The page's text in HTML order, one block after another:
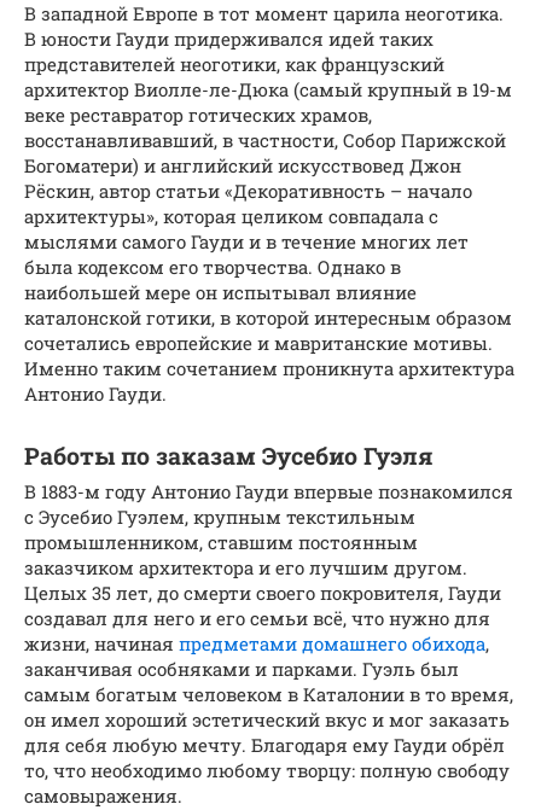
В западной Европе в тот момент царила неоготика.
В юности Гауди придерживался идей таких
представителей неоготики, как французский
архитектор Виолле-ле-Дюка (самый крупный в 19-м
веке реставратор готических храмов,
восстанавливавший, в частности, Собор Парижской
Богоматери) и английский искусствовед Джон
Рёскин, автор статьи «Декоративность – начало
архитектуры», которая целиком совпадала с
мыслями самого Гауди и в течение многих лет
была кодексом его творчества. Однако в
наибольшей мере он испытывал влияние
каталонской готики, в которой интересным образом
сочетались европейские и мавританские мотивы.
Именно таким сочетанием проникнута архитектура
Антонио Гауди.
Работы по заказам Эусебио Гуэля
В 1883-м году Антонио Гауди впервые познакомился
с Эусебио Гуэлем, крупным текстильным
промышленником, ставшим постоянным
заказчиком архитектора и его лучшим другом.
Целых 35 лет, до смерти своего покровителя, Гауди
создавал для него и его семьи всё, что нужно для
жизни, начиная предметами домашнего обихода,
заканчивая особняками и парками. Гуэль был
самым богатым человеком в Каталонии в то время,
он имел хороший эстетический вкус и мог заказать
для себя любую мечту. Благодаря ему Гауди обрёл
то, что необходимо любому творцу: полную свободу
самовыражения.